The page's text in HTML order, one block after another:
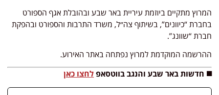
המרוץ מתקיים ביוזמת עיריית באר שבע ובהובלת אגף הספורט
בחברת “כיוונים”, בשיתוף צה״ל, משרד התרבות והספורט ובהפקת
חברת “שוונג”.
ההרשמה המוקדמת למרוץ נפתחה באתר האירוע.
◼️ חדשות באר שבע והנגב בווטסאפלחצו כאן